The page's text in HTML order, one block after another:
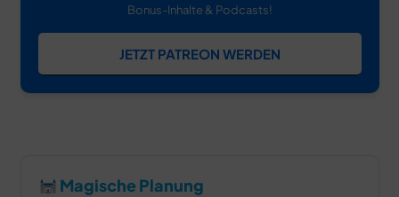
Bonus-Inhalte & Podcasts!
JETZT PATREON WERDEN
Magische Planung